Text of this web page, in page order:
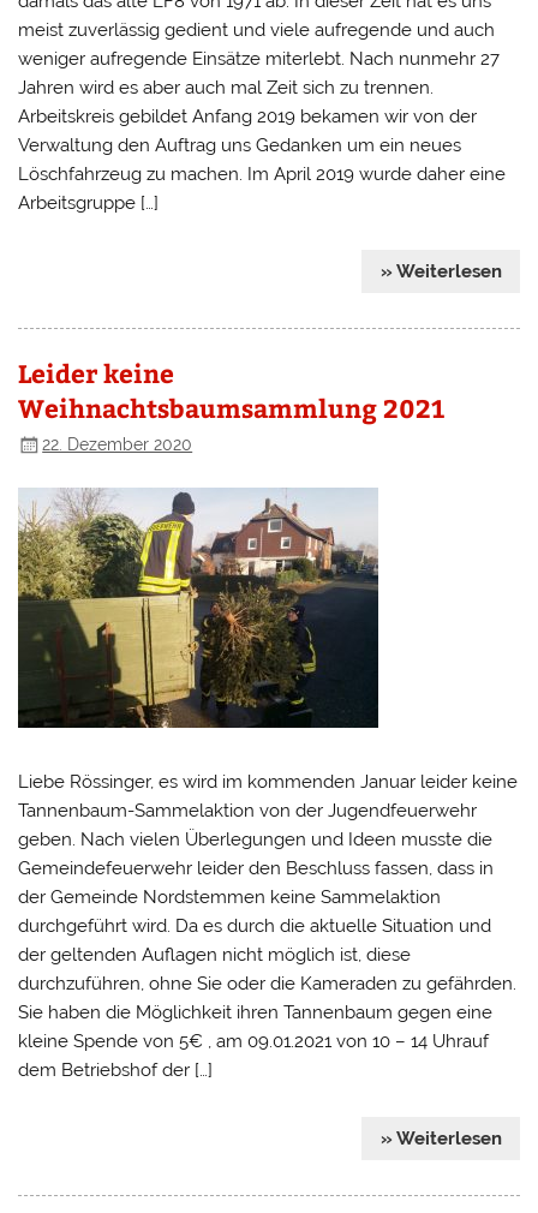
meist zuverlässig gedient und viele aufregende und auch
weniger aufregende Einsätze miterlebt. Nach nunmehr 27
Jahren wird es aber auch mal Zeit sich zu trennen.
Arbeitskreis gebildet Anfang 2019 bekamen wir von der
Verwaltung den Auftrag uns Gedanken um ein neues
Löschfahrzeug zu machen. Im April 2019 wurde daher eine
Arbeitsgruppe […]
» Weiterlesen
Leider keine
Weihnachtsbaumsammlung 2021
22. Dezember 2020
Liebe Rössinger, es wird im kommenden Januar leider keine
Tannenbaum-Sammelaktion von der Jugendfeuerwehr
geben. Nach vielen Überlegungen und Ideen musste die
Gemeindefeuerwehr leider den Beschluss fassen, dass in
der Gemeinde Nordstemmen keine Sammelaktion
durchgeführt wird. Da es durch die aktuelle Situation und
der geltenden Auflagen nicht möglich ist, diese
durchzuführen, ohne Sie oder die Kameraden zu gefährden.
Sie haben die Möglichkeit ihren Tannenbaum gegen eine
kleine Spende von 5€ , am 09.01.2021 von 10 – 14 Uhrauf
dem Betriebshof der […]
» Weiterlesen